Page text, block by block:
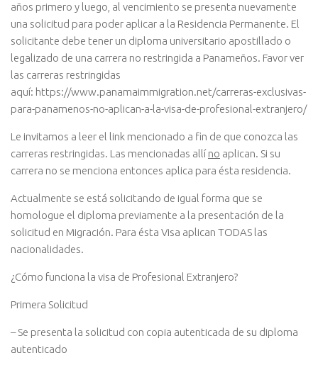
años primero y luego, al vencimiento se presenta nuevamente
una solicitud para poder aplicar a la Residencia Permanente. El
solicitante debe tener un diploma universitario apostillado o
legalizado de una carrera no restringida a Panameños. Favor ver
las carreras restringidas
aquí: https://www.panamaimmigration.net/carreras-exclusivas-
para-panamenos-no-aplican-a-la-visa-de-profesional-extranjero/
Le invitamos a leer el link mencionado a fin de que conozca las
carreras restringidas. Las mencionadas allíno aplican. Si su
carrera no se menciona entonces aplica para ésta residencia.
Actualmente se está solicitando de igual forma que se
homologue el diploma previamente a la presentación de la
solicitud en Migración. Para ésta Visa aplican TODAS las
nacionalidades.
¿Cómo funciona la visa de Profesional Extranjero?
Primera Solicitud
– Se presenta la solicitud con copia autenticada de su diploma
autenticado